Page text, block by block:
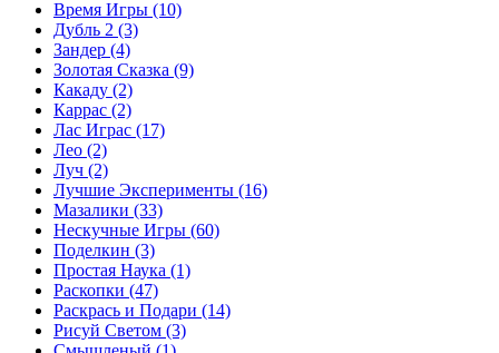
Время Игры (10)
Дубль 2 (3)
Зандер (4)
Золотая Сказка (9)
Какаду (2)
Каррас (2)
Лас Играс (17)
Лео (2)
Луч (2)
Лучшие Эксперименты (16)
Мазалики (33)
Нескучные Игры (60)
Поделкин (3)
Простая Наука (1)
Раскопки (47)
Раскрась и Подари (14)
Рисуй Светом (3)